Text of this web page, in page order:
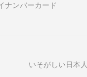
ナンバーカード
いそがしい日本人